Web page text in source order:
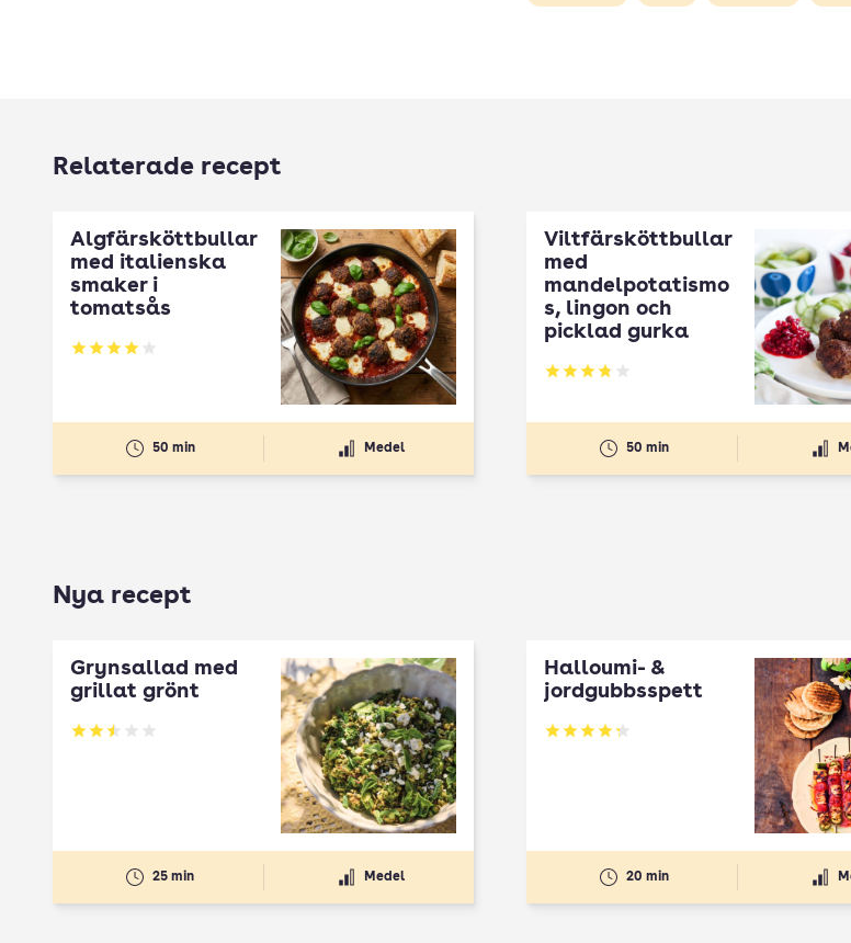
Relaterade recept
Älgfärsköttbullar
med italienska
smaker i
tomatsås
Betyg: 4.07 av 5
50 min Medel
Viltfärsköttbullar
med
mandelpotatismo
s, lingon och
picklad gurka
Betyg: 3.81 av 5
50 min
Nya recept
Grynsallad med
grillat grönt
Betyg: 2.5 av 5
25 min Medel
Halloumi- &
jordgubbsspett
Betyg: 4.3 av 5
20 min